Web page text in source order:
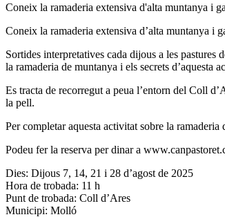
Coneix la ramaderia extensiva d'alta muntanya i
Coneix la ramaderia extensiva d’alta muntanya i
Sortides interpretatives cada dijous a les
la ramaderia de muntanya i els secrets d’aquesta
Es tracta de recorregut a peua l’entorn del Coll
la pell.
Per completar aquesta activitat sobre la
Podeu fer la reserva per dinar a
Dies: Dijous 7, 14, 21 i 28 d’agost de 2025
Hora de trobada: 11 h
Punt de trobada: Coll d’Ares
Municipi: Molló